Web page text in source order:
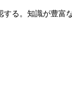
る。知識が豊富